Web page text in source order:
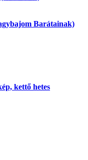
Barátainak)
kettő hetes